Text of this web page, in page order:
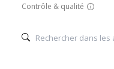
Contrôle & qualité